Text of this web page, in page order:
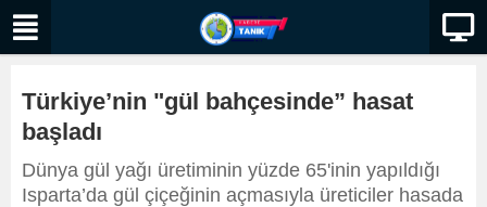
Türkiye’nin "gül bahçesinde” hasat
başladı
Dünya gül yağı üretiminin yüzde 65'inin yapıldığı
Isparta’da gül çiçeğinin açmasıyla üreticiler hasada